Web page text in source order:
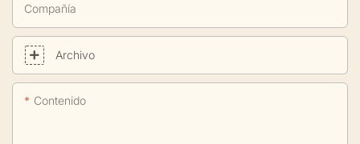
Compañía
Archivo
Contenido